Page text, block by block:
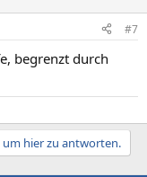
#7
begrenzt durch
hier zu antworten.